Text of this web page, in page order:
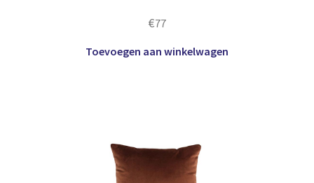
€77
Toevoegen aan winkelwagen